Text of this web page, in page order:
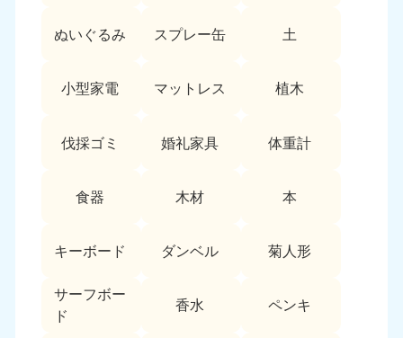
ぬいぐるみ スプレー缶 土
小型家電 マットレス 植木
伐採ゴミ 婚礼家具 体重計
食器 木材 本
キーボード ダンベル 菊人形
サーフボー
ド
香水 ペンキ
050-1881-5255
9:00〜19:00 年中無休
050-1881-5259
9:00〜19:00 年中無休
静岡県 長野県
050-1881-5258
9:00〜19:00 年中無休
050-1881-5261
9:00〜19:00 年中無休
富山県
050-1881-5262
山梨県